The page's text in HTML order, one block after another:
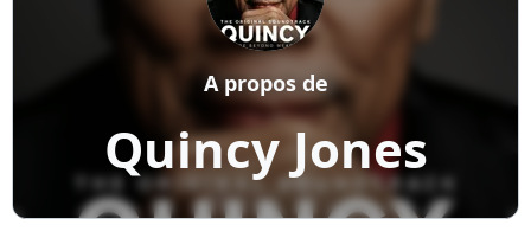
Quincy Jones
A propos de